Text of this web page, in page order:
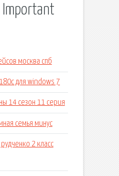
москва спб
для windows 7
14 сезон 11 серия
семья минус
2 класс